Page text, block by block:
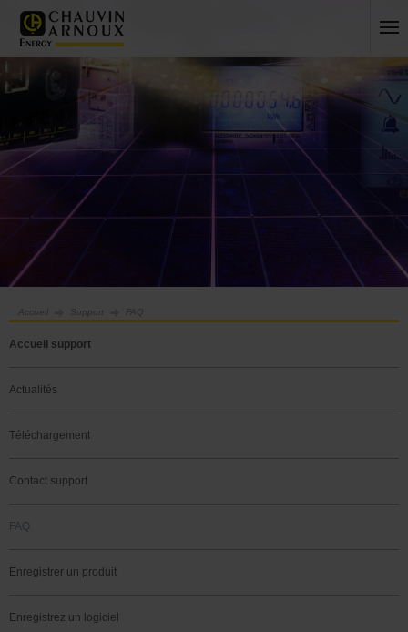
Support FAQ
Accueil support
Actualités
Téléchargement
Contact support
FAQ
Enregistrer un produit
Enregistrez un logiciel